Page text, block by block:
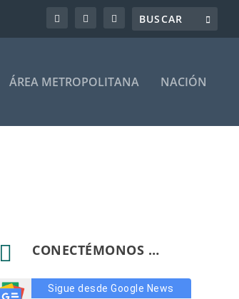
ÁREA METROPOLITANA NACIÓN
 CONECTÉMONOS …
Sigue desde Google News